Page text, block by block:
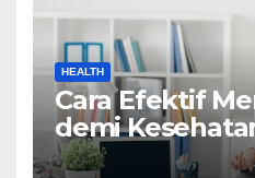
HEALTH
Cara Efektif
demi